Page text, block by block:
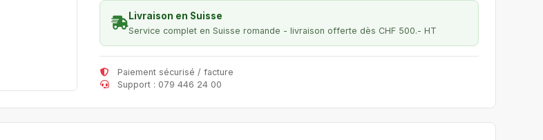
Livraison en Suisse
Service complet en Suisse romande - livraison offerte dès CHF 500.- HT
Paiement sécurisé / facture
Support : 079 446 24 00